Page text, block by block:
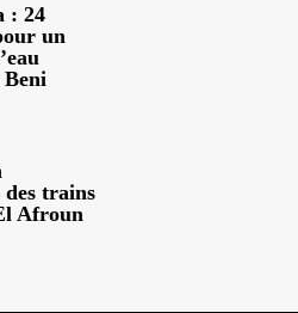
: 24
un
trains
Afroun